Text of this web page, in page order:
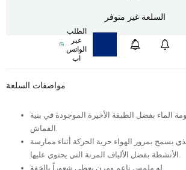
السلعة غير متوفر
مواصفات السلعة
الماء بفضل الطبقة الأخيرة الموجودة في بنية
يسمح بمرور الهواء حرية الحركة أثناء ممارسة